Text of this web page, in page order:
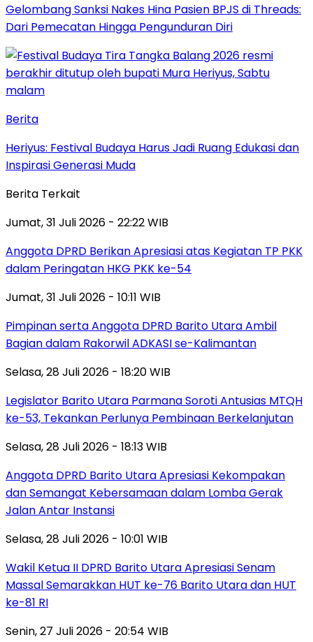
Gelombang Sanksi Nakes Hina Pasien BPJS di Threads:
Dari Pemecatan Hingga Pengunduran Diri
Berita
Heriyus: Festival Budaya Harus Jadi Ruang Edukasi dan
Inspirasi Generasi Muda
Berita Terkait
Jumat, 31 Juli 2026 - 22:22 WIB
Anggota DPRD Berikan Apresiasi atas Kegiatan TP PKK
dalam Peringatan HKG PKK ke-54
Jumat, 31 Juli 2026 - 10:11 WIB
Pimpinan serta Anggota DPRD Barito Utara Ambil
Bagian dalam Rakorwil ADKASI se-Kalimantan
Selasa, 28 Juli 2026 - 18:20 WIB
Legislator Barito Utara Parmana Soroti Antusias MTQH
ke-53, Tekankan Perlunya Pembinaan Berkelanjutan
Selasa, 28 Juli 2026 - 18:13 WIB
Anggota DPRD Barito Utara Apresiasi Kekompakan
dan Semangat Kebersamaan dalam Lomba Gerak
Jalan Antar Instansi
Selasa, 28 Juli 2026 - 10:01 WIB
Wakil Ketua II DPRD Barito Utara Apresiasi Senam
Massal Semarakkan HUT ke-76 Barito Utara dan HUT
ke-81 RI
Senin, 27 Juli 2026 - 20:54 WIB